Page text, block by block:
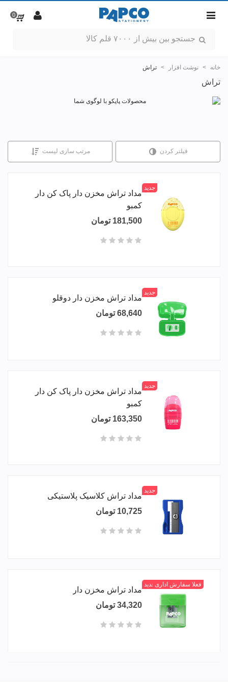
0
خانه > نوشت افزار > تراش
تراش
فیلتر کردن مرتب سازی لیست
جدید
مداد تراش مخزن دار پاک کن دار
کمبو
181,500 تومان
جدید
مداد تراش مخزن دار دوقلو
68,640 تومان
جدید
مداد تراش مخزن دار پاک کن دار
کمبو
163,350 تومان
جدید
مداد تراش کلاسیک پلاستیکی
10,725 تومان
جدید فعلا سفارش اداری
مداد تراش مخزن دار
34,320 تومان